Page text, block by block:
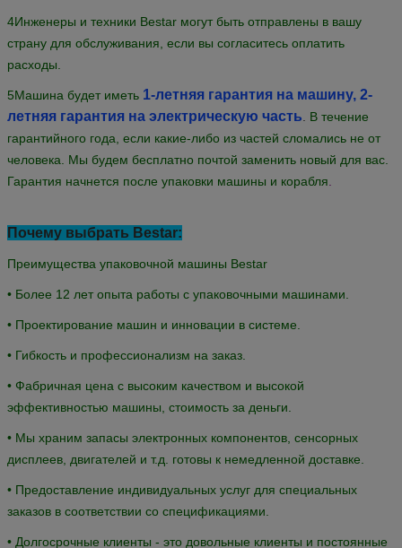
Послепродажная служба Bestar:
1. С профессиональной командой послепродажного
обслуживания мы можем предоставить вам удовлетворительное
и техническое обслуживание независимо от того, в какой стране
2Подробные руководства/Видео установки, регулировки,
не может помочь, наш
Английский техник
видеочат, чтобы решить вашу проблему онлайн. 24 часа в сутки
365 дней онлайн техническая поддержка.
4Инженеры и техники Bestar могут быть отправлены в вашу
страну для обслуживания, если вы согласитесь оплатить
5Машина будет иметь
1-летняя гарантия на машину, 2-
гарантийного года, если какие-либо из частей сломались не от
человека. Мы будем бесплатно почтой заменить новый для вас.
Гарантия начнется после упаковки машины и корабля.